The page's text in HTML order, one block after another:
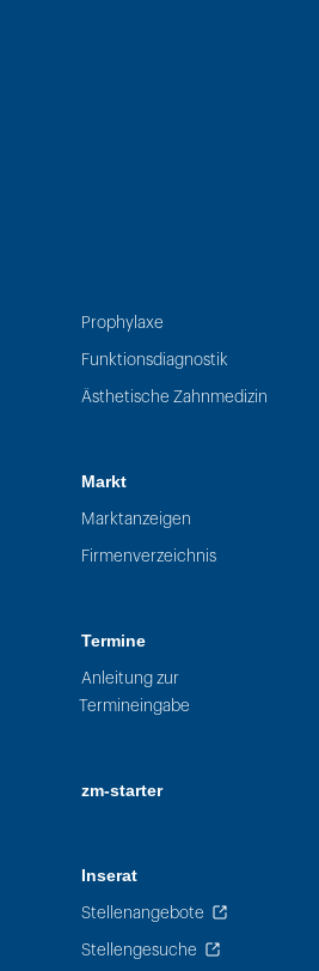
Prophylaxe
Funktionsdiagnostik
Ästhetische Zahnmedizin
Markt
Marktanzeigen
Firmenverzeichnis
Termine
Anleitung zur
Termineingabe
zm-starter
Inserat
Stellenangebote
Stellengesuche